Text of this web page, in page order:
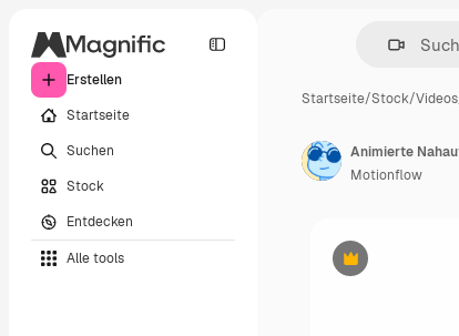
Erstellen
Startseite
Suchen
Stock
Entdecken
Alle tools
Startseite/Stock/Videos
Premium
Motionflow